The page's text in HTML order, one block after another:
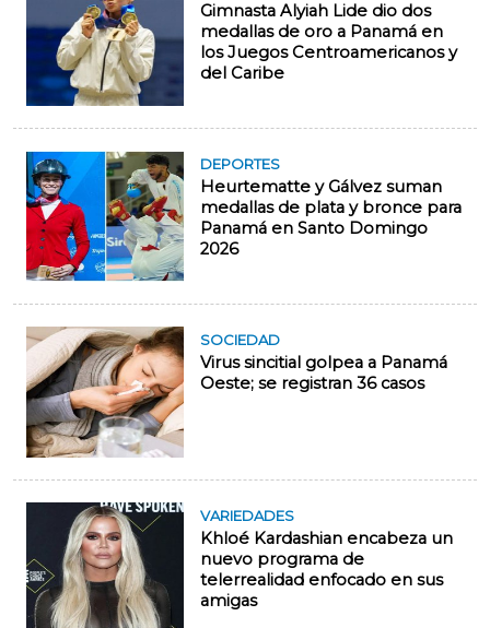
Gimnasta Alyiah Lide dio dos
medallas de oro a Panamá en
los Juegos Centroamericanos y
del Caribe
DEPORTES
Heurtematte y Gálvez suman
medallas de plata y bronce para
Panamá en Santo Domingo
2026
SOCIEDAD
Virus sincitial golpea a Panamá
Oeste; se registran 36 casos
VARIEDADES
Khloé Kardashian encabeza un
nuevo programa de
telerrealidad enfocado en sus
amigas